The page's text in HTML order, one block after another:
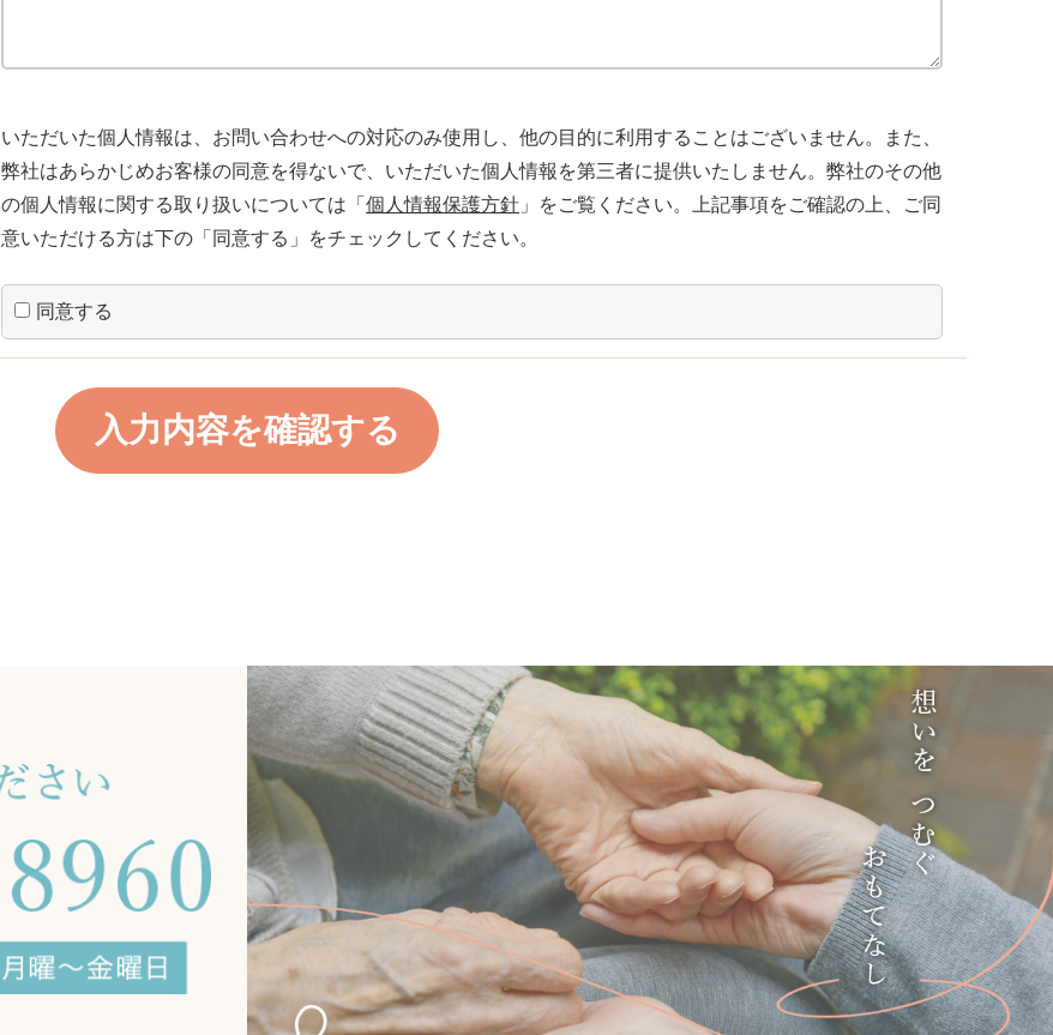
いただいた個人情報は、お問い合わせへの対応のみ使用し、他の目的に利用することはございません。また、
弊社はあらかじめお客様の同意を得ないで、いただいた個人情報を第三者に提供いたしません。弊社のその他
の個人情報に関する取り扱いについては「 個人情報保護方針 」をご覧ください。上記事項をご確認の上、ご同
意いただける方は下の「同意する」をチェックしてください。
同意する